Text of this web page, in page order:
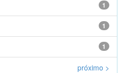
1
1
1
próximo >